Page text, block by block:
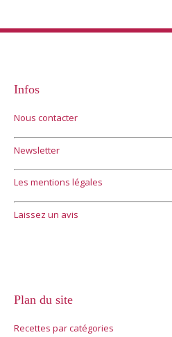
Infos
Nous contacter
Newsletter
Les mentions légales
Laissez un avis
Plan du site
Recettes par catégories